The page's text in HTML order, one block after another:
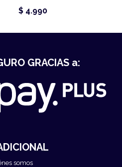
$ 4.990
somos
GRACIAS a: